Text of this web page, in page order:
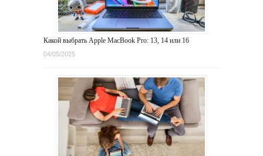
Какой выбрать Apple MacBook Pro: 13, 14 или 16
04/05/2025